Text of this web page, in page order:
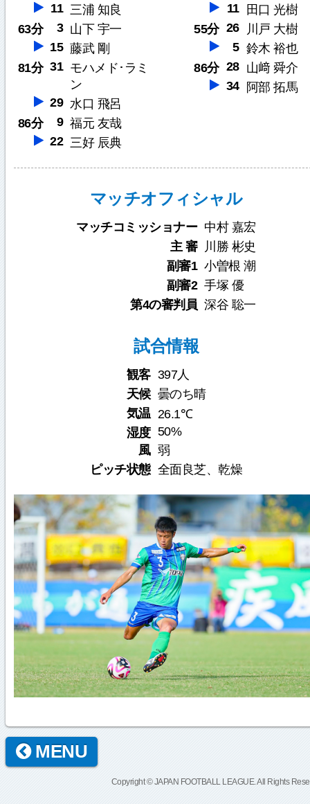
11 三浦 知良
63分
3 山下 宇一
15 藤武 剛
81分 31 モハメド･ラミ
ン
29 水口 飛呂
86分
9 福元 友哉
22 三好 辰典
11
田口 光樹
55分 26
川戸 大樹
5 鈴木 裕也
86分 28 山﨑 舜介
34 阿部 拓馬
マッチオフィシャル
マッチコミッショナー 中村 嘉宏
主 審
川勝 彬史
副審1 小曽根 潮
副審2 手塚 優
第4の審判員 深谷 聡一
試合情報
観客 397人
天候 曇のち晴
気温 26.1℃
湿度 50%
風 弱
ピッチ状態 全面良芝、乾燥
MENU
Copyright © JAPAN FOOTBALL LEAGUE. All Rights